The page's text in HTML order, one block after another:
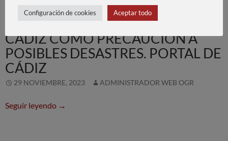
DIGITALIZAN EN 3D LA IMAGEN
DEL SEÑOR DESPOJADO DE
CÁDIZ COMO PRECAUCIÓN A
POSIBLES DESASTRES. PORTAL DE
CÁDIZ
29 NOVIEMBRE, 2023 ADMINISTRADOR WEB OGR
Seguir leyendo Digitalizan en 3D la imagen del Señor
→
Configuración de cookies Aceptar todo